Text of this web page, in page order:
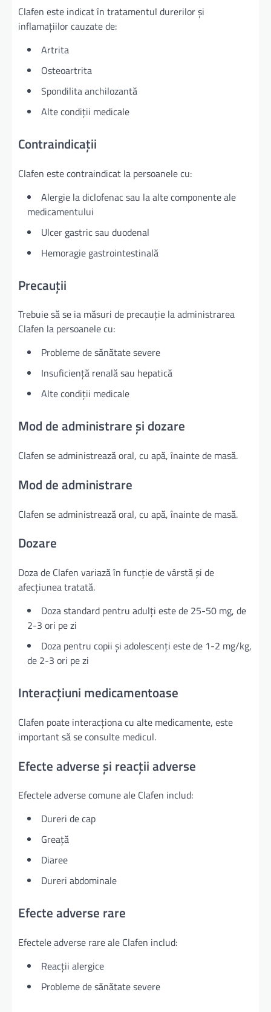
Clafen este indicat în tratamentul durerilor și
inflamațiilor cauzate de:
Artrita
Osteoartrita
Spondilita anchilozantă
Alte condiții medicale
Contraindicații
Clafen este contraindicat la persoanele cu:
Alergie la diclofenac sau la alte componente ale
medicamentului
Ulcer gastric sau duodenal
Hemoragie gastrointestinală
Precauții
Trebuie să se ia măsuri de precauție la administrarea
Clafen la persoanele cu:
Probleme de sănătate severe
Insuficiență renală sau hepatică
Alte condiții medicale
Mod de administrare și dozare
Clafen se administrează oral, cu apă, înainte de masă.
Mod de administrare
Clafen se administrează oral, cu apă, înainte de masă.
Dozare
Doza de Clafen variază în funcție de vârstă și de
afecțiunea tratată.
Doza standard pentru adulți este de 25-50 mg, de
2-3 ori pe zi
Doza pentru copii și adolescenți este de 1-2 mg/kg,
de 2-3 ori pe zi
Interacțiuni medicamentoase
Clafen poate interacționa cu alte medicamente, este
important să se consulte medicul.
Efecte adverse și reacții adverse
Efectele adverse comune ale Clafen includ:
Dureri de cap
Greață
Diaree
Dureri abdominale
Efecte adverse rare
Efectele adverse rare ale Clafen includ:
Reacții alergice
Probleme de sănătate severe